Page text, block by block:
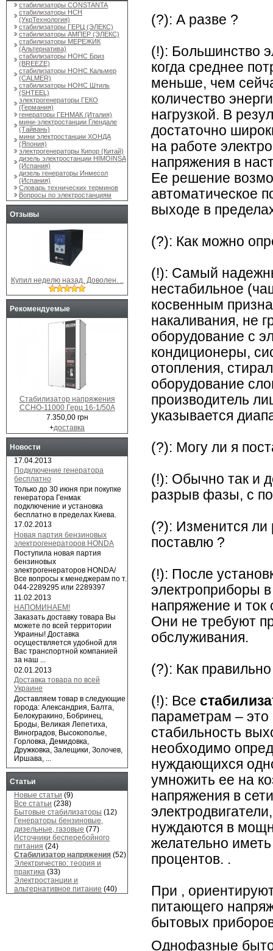
(?): А разве ?
(!): Большинство
когда среднее
меньше, чем
количество
нагрузкой. В
достаточно
на работе
напряжения в
Ее решение
автоматическое
выходе в
(?): Как можно
(!): Самый
нестабильное
косвенным
накаливания, не
оборудование с
кондиционеры,
отопления,
оборудование
производитель
указывается
(?): Могу ли я
(!): Обычно так и
разрыв фазы, с
(?): Изменится ли
поставлю ?
(!): После
электроприборы
напряжение и
Они не требуют
обслуживания.
(?): Как
(!): Все
параметрам – это
стабильность
необходимо
нуждающихся
умножить ее на
напряжения в
нуждаются в
желательно
процентов. .
При ,
питающего
бытовых
Однофазные
стабилизаторы CONSTANTA
стабилизаторы НСН
(УкрТехнология)
стабилизаторы ГЕРЦ (ЭЛЕКС)
стабилизаторы АМПЕР (ЭЛЕКС)
стабилизаторы МЕРЕЖИК
(Альтернатива)
стабилизаторы НОНС Бриз
(BREEZE)
стабилизаторы НОНС Кальмер
(CALMER)
стабилизаторы НОНС Штиль
(SHTEEL)
электрогенераторы ГЕКО
(Германия)
генераторы ГЕНМАК (Италия)
мини-электростанции Глендале
(Тайвань)
мини электростанции ХОНДА
(Япония)
электрогенераторы Кипор (Китай)
дизель электростанции HIMOINSA
(Испания)
дизель генераторы Инмесол
(Испания)
Словарь технических терминов
Вопросы по электростанциям
Отзывы
Купил неделю назад. Доволен. ..
Рекомендуемые
Стабилизатор напряжения
ССНО-11000 Герц 16-1/50А
7.350,00 грн
+доставка
Новости
17.04.2013
Подключение генератора
бесплатно
Только до 30 июня при покупке
генератора Генмак
подключение и установка
бесплатно в пределах Киева.
17.02.2013
Новая партия бензиновых
электрогенераторов HONDA
Поступила новая партия
бензиновых
электрогенераторов HONDA/
Все вопросы к менеджерам по т.
044-2289295 или 2289397
11.02.2013
НАПОМИНАЕМ!
Заказать доставку товара Вы
можете по всей территории
Украины! Доставка
осуществляется удобной для
Вас транспортной компанией
за наш ...
02.01.2013
Доставка товара по всей
Украине
Доставляем товар в следующие
города: Александрия, Балта,
Белокуракино, Бобринец,
Броды, Великая Лепетиха,
Виноградов, Высокополье,
Горловка, Демидовка,
Дружковка, Залещики, Золочев,
Иршава, ...
Статьи
Новые статьи (9)
Все статьи (238)
Бытовые стабилизаторы (12)
Генераторы бензиновые,
дизельные, газовые (77)
Источники бесперебойного
питания (24)
Стабилизатор напряжения (52)
Электричество: теория и
практика (33)
Электростанции и
альтернативное питание (40)